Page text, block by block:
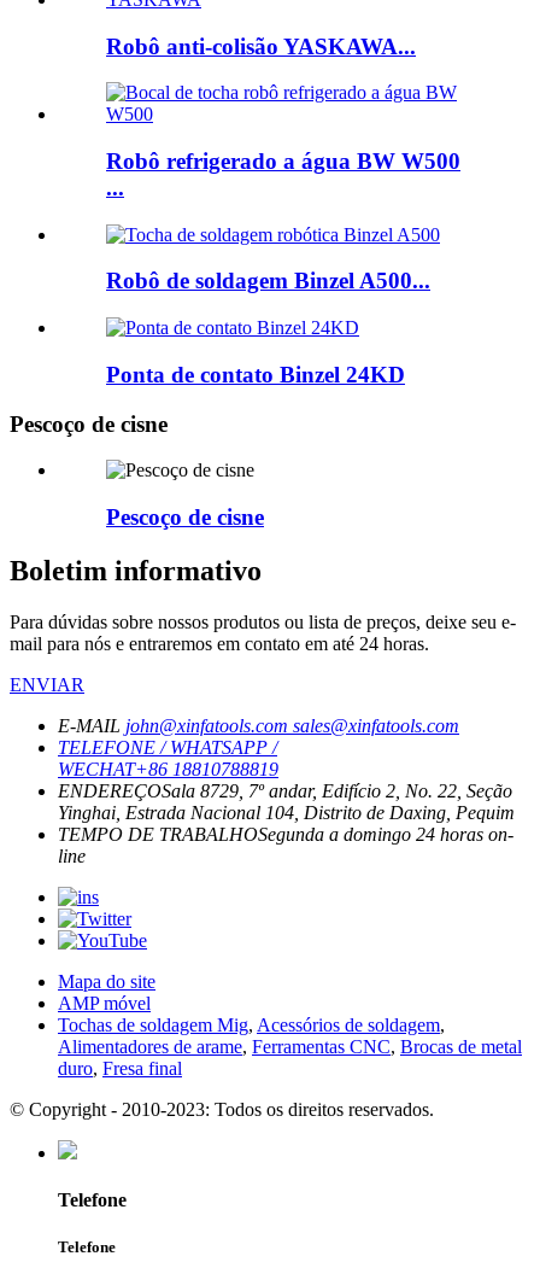
Robô anti-colisão YASKAWA...
Robô refrigerado a água BW W500
...
Robô de soldagem Binzel A500...
Ponta de contato Binzel 24KD
Pescoço de cisne
Pescoço de cisne
Boletim informativo
Para dúvidas sobre nossos produtos ou lista de preços, deixe seu e-
mail para nós e entraremos em contato em até 24 horas.
ENVIAR
E-MAIL john@xinfatools.com sales@xinfatools.com
TELEFONE / WHATSAPP /
WECHAT+86 18810788819
ENDEREÇOSala 8729, 7º andar, Edifício 2, No. 22, Seção
Yinghai, Estrada Nacional 104, Distrito de Daxing, Pequim
TEMPO DE TRABALHOSegunda a domingo 24 horas on-
line
Mapa do site
AMP móvel
Tochas de soldagem Mig, Acessórios de soldagem,
Alimentadores de arame, Ferramentas CNC, Brocas de metal
duro, Fresa final
© Copyright - 2010-2023: Todos os direitos reservados.
Telefone
Telefone